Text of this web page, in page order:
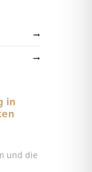
in
und die